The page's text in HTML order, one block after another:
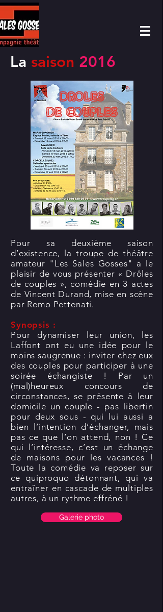
La saison 2016
Pour sa deuxième saison
d’existence, la troupe de théâtre
amateur "Les Sales Gosses" a le
plaisir de vous présenter « Drôles
de couples », comédie en 3 actes
de Vincent Durand, mise en scène
par Remo Pettenati.
Synopsis :
Pour dynamiser leur union, les
Laffont ont eu une idée pour le
moins saugrenue : inviter chez eux
des couples pour participer à une
soirée échangiste ! Par un
(mal)heureux concours de
circonstances, se présente à leur
domicile un couple - pas libertin
pour deux sous - qui lui aussi a
bien l’intention d’échanger, mais
pas ce que l’on attend, non ! Ce
qui l’intéresse, c’est un échange
de maisons pour les vacances !
Toute la comédie va reposer sur
ce quiproquo détonnant, qui va
entraîner en cascade de multiples
autres, à un rythme effréné !
Galerie photo